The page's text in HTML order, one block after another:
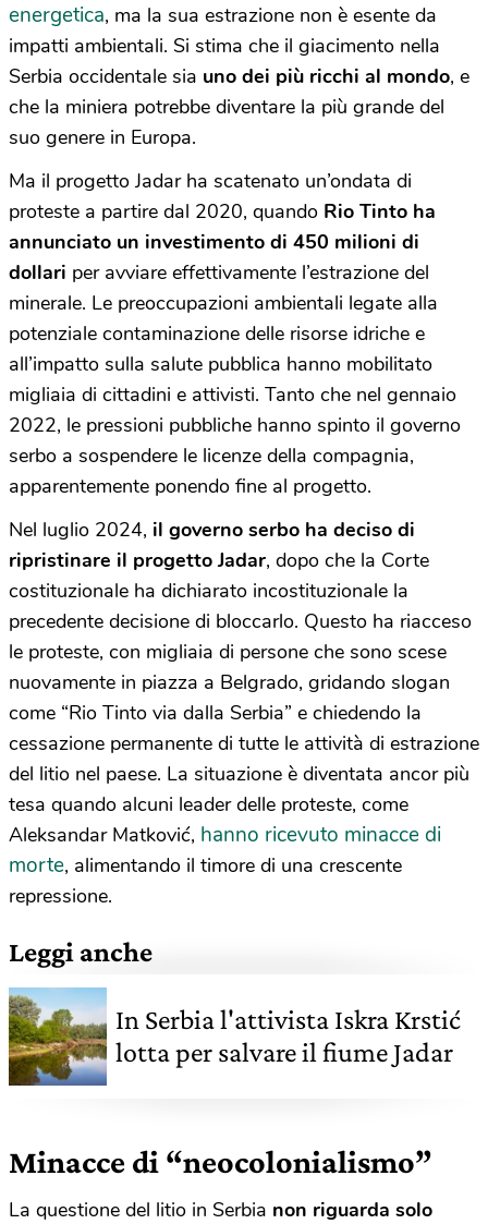
energetica, ma la sua estrazione non è esente da
impatti ambientali. Si stima che il giacimento nella
Serbia occidentale sia uno dei più ricchi al mondo, e
che la miniera potrebbe diventare la più grande del
suo genere in Europa.
Ma il progetto Jadar ha scatenato un’ondata di
proteste a partire dal 2020, quando Rio Tinto ha
annunciato un investimento di 450 milioni di
dollari per avviare effettivamente l’estrazione del
minerale. Le preoccupazioni ambientali legate alla
potenziale contaminazione delle risorse idriche e
all’impatto sulla salute pubblica hanno mobilitato
migliaia di cittadini e attivisti. Tanto che nel gennaio
2022, le pressioni pubbliche hanno spinto il governo
serbo a sospendere le licenze della compagnia,
apparentemente ponendo fine al progetto.
Nel luglio 2024, il governo serbo ha deciso di
ripristinare il progetto Jadar, dopo che la Corte
costituzionale ha dichiarato incostituzionale la
precedente decisione di bloccarlo. Questo ha riacceso
le proteste, con migliaia di persone che sono scese
nuovamente in piazza a Belgrado, gridando slogan
come “Rio Tinto via dalla Serbia” e chiedendo la
cessazione permanente di tutte le attività di estrazione
del litio nel paese. La situazione è diventata ancor più
tesa quando alcuni leader delle proteste, come
Aleksandar Matković, hanno ricevuto minacce di
morte, alimentando il timore di una crescente
repressione.
Leggi anche
In Serbia l'attivista Iskra Krstić
lotta per salvare il fiume Jadar
Minacce di “neocolonialismo”
La questione del litio in Serbia non riguarda solo